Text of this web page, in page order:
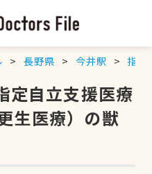
長野県 今井駅 指定
定自立支援医療
生医療）の獣